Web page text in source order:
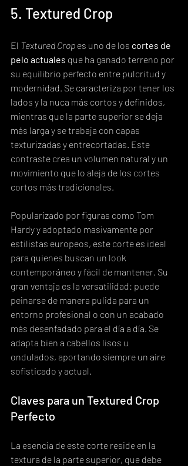
5. Textured Crop
El Textured Crop es uno de los cortes de
pelo actuales que ha ganado terreno por
su equilibrio perfecto entre pulcritud y
modernidad. Se caracteriza por tener los
lados y la nuca más cortos y definidos,
mientras que la parte superior se deja
más larga y se trabaja con capas
texturizadas y entrecortadas. Este
contraste crea un volumen natural y un
movimiento que lo aleja de los cortes
cortos más tradicionales.
Popularizado por figuras como Tom
Hardy y adoptado masivamente por
estilistas europeos, este corte es ideal
para quienes buscan un look
contemporáneo y fácil de mantener. Su
gran ventaja es la versatilidad: puede
peinarse de manera pulida para un
entorno profesional o con un acabado
más desenfadado para el día a día. Se
adapta bien a cabellos lisos u
ondulados, aportando siempre un aire
sofisticado y actual.
Claves para un Textured Crop
Perfecto
La esencia de este corte reside en la
textura de la parte superior, que debe